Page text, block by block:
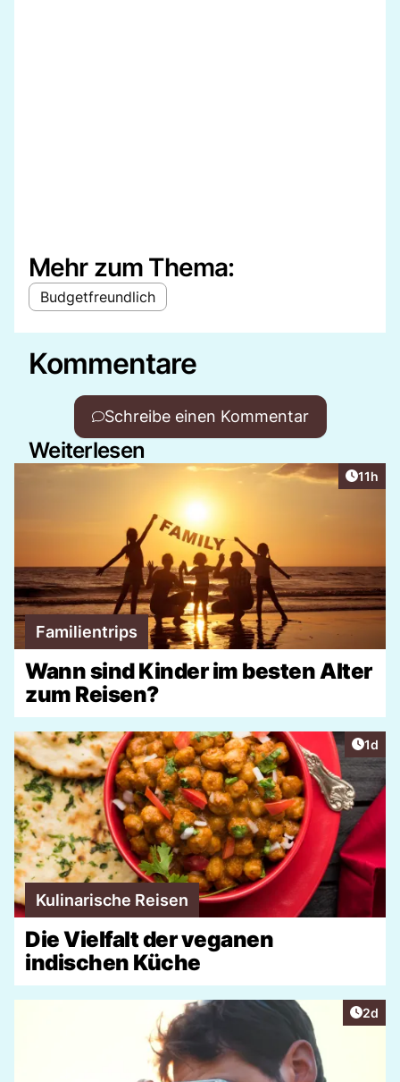
Mehr zum Thema:
Budgetfreundlich
Kommentare
Schreibe einen Kommentar
Weiterlesen
11h
Familientrips
Wann sind Kinder im besten Alter
zum Reisen?
1d
Kulinarische Reisen
Die Vielfalt der veganen
indischen Küche
2d